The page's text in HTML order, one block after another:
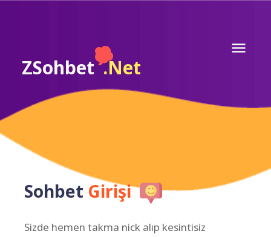
ZSohbet .Net
Sohbet Girişi
Sizde hemen takma nick alıp kesintisiz